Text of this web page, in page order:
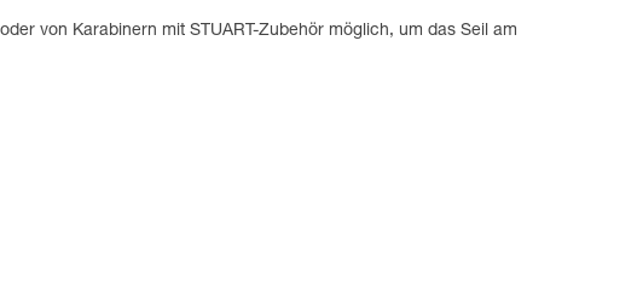
von Karabinern mit STUART-Zubehör möglich, um das Seil am